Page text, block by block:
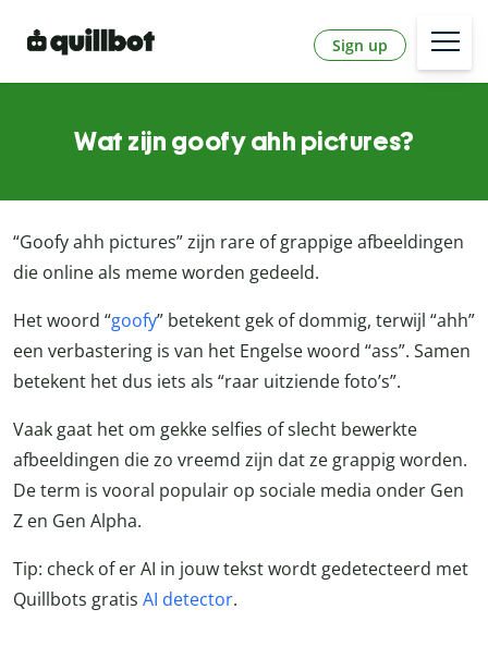
Sign up
Wat zijn goofy ahh pictures?
“Goofy ahh pictures” zijn rare of grappige afbeeldingen
die online als meme worden gedeeld.
Het woord “goofy” betekent gek of dommig, terwijl “ahh”
een verbastering is van het Engelse woord “ass”. Samen
betekent het dus iets als “raar uitziende foto’s”.
Vaak gaat het om gekke selfies of slecht bewerkte
afbeeldingen die zo vreemd zijn dat ze grappig worden.
De term is vooral populair op sociale media onder Gen
Z en Gen Alpha.
Tip: check of er AI in jouw tekst wordt gedetecteerd met
Quillbots gratis AI detector.